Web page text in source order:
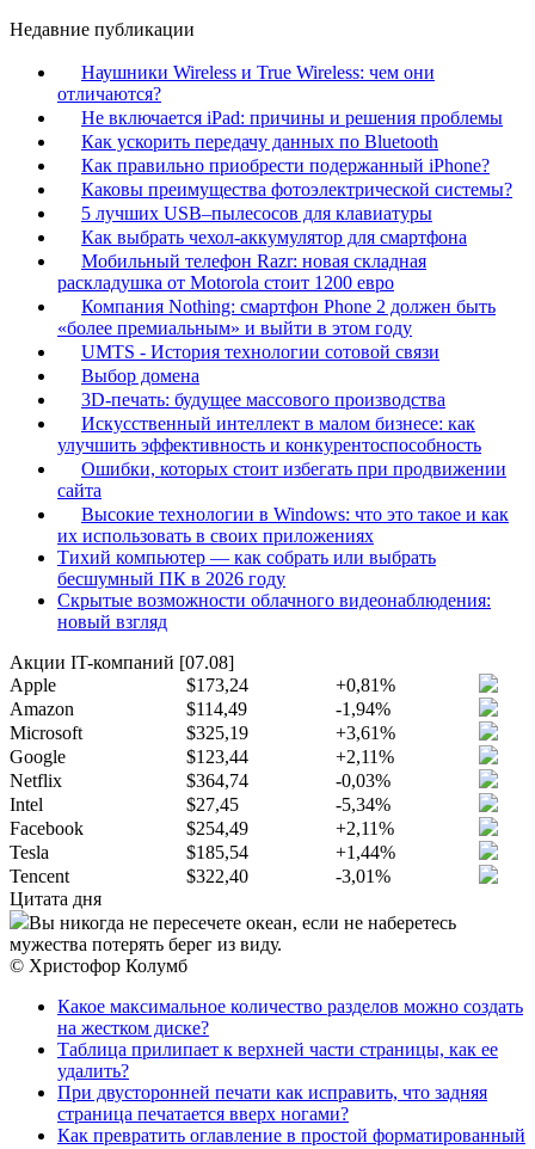
Недавние публикации
Наушники Wireless и True Wireless: чем они
отличаются?
Не включается iPad: причины и решения проблемы
Как ускорить передачу данных по Bluetooth
Как правильно приобрести подержанный iPhone?
Каковы преимущества фотоэлектрической системы?
5 лучших USB–пылесосов для клавиатуры
Как выбрать чехол-аккумулятор для смартфона
Мобильный телефон Razr: новая складная
раскладушка от Motorola стоит 1200 евро
Компания Nothing: смартфон Phone 2 должен быть
«более премиальным» и выйти в этом году
UMTS - История технологии сотовой связи
Выбор домена
3D-печать: будущее массового производства
Искусственный интеллект в малом бизнесе: как
улучшить эффективность и конкурентоспособность
Ошибки, которых стоит избегать при продвижении
сайта
Высокие технологии в Windows: что это такое и как
их использовать в своих приложениях
Тихий компьютер — как собрать или выбрать
бесшумный ПК в 2026 году
Скрытые возможности облачного видеонаблюдения:
новый взгляд
Акции IT-компаний [07.08]
Apple
$173,24
+0,81%
Amazon
$114,49
-1,94%
Microsoft
$325,19
+3,61%
Google
$123,44
+2,11%
Netflix
$364,74
-0,03%
Intel
$27,45
-5,34%
Facebook
$254,49
+2,11%
Tesla
$185,54
+1,44%
Tencent
$322,40
-3,01%
Цитата дня
Вы никогда не пересечете океан, если не наберетесь
мужества потерять берег из виду.
© Христофор Колумб
Какое максимальное количество разделов можно создать
на жестком диске?
Таблица прилипает к верхней части страницы, как ее
удалить?
При двусторонней печати как исправить, что задняя
страница печатается вверх ногами?
Как превратить оглавление в простой форматированный